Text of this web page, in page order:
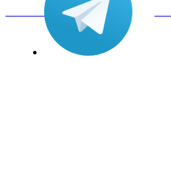
вКонтакте